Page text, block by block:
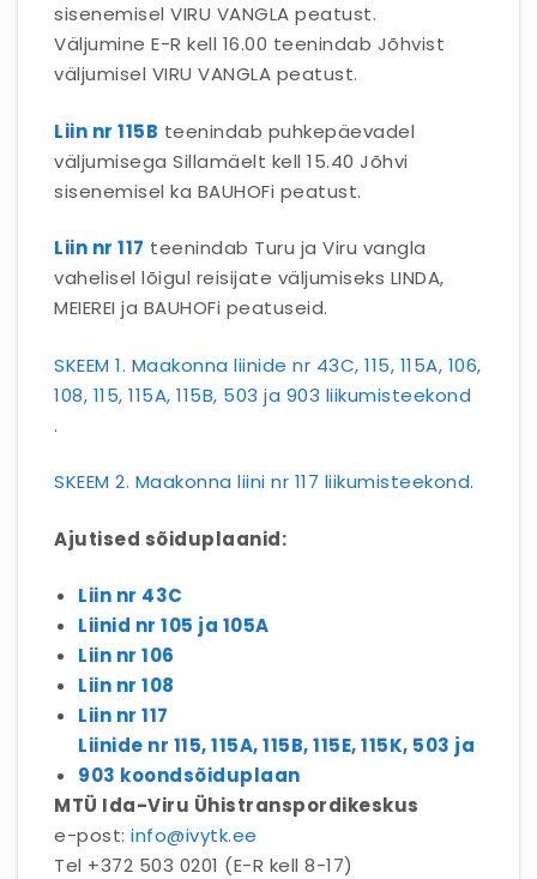
sisenemisel VIRU VANGLA peatust.
Väljumine E-R kell 16.00 teenindab Jõhvist
väljumisel VIRU VANGLA peatust.
Liin nr 115B teenindab puhkepäevadel
väljumisega Sillamäelt kell 15.40 Jõhvi
sisenemisel ka BAUHOFi peatust.
Liin nr 117 teenindab Turu ja Viru vangla
vahelisel lõigul reisijate väljumiseks LINDA,
MEIEREI ja BAUHOFi peatuseid.
SKEEM 1. Maakonna liinide nr 43C, 115, 115A, 106,
108, 115, 115A, 115B, 503 ja 903 liikumisteekond
.
SKEEM 2. Maakonna liini nr 117 liikumisteekond.
Ajutised sõiduplaanid:
Liin nr 43C
Liinid nr 105 ja 105A
Liin nr 106
Liin nr 108
Liin nr 117
Liinide nr 115, 115A, 115B, 115E, 115K, 503 ja
903 koondsõiduplaan
MTÜ Ida-Viru Ühistranspordikeskus
e-post: info@ivytk.ee
Tel +372 503 0201 (E-R kell 8-17)